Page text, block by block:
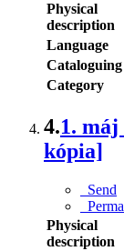
Physical
description
Language
Cataloguing
Category
4.1.
kópia]
Send
Physical
description